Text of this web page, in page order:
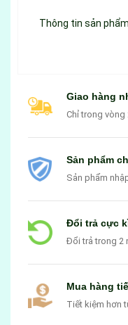
Thông tin sản
Giao hàng
Chỉ trong vòng
Sản phẩm
Sản phẩm
Đổi trả cực
Đổi trả trong 2
Mua hàng
Tiết kiệm hơn